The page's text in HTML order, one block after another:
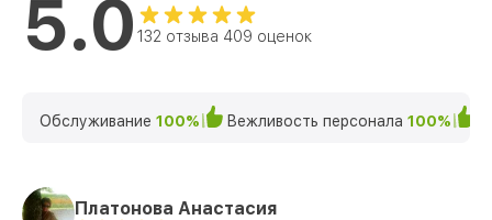
5.0 132 отзыва 409 оценок
Обслуживание 100% Вежливость персонала 100%
Платонова Анастасия